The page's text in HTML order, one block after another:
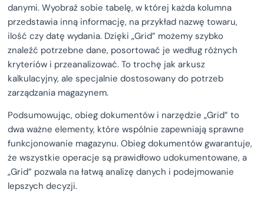
danymi. Wyobraź sobie tabelę, w której każda kolumna
przedstawia inną informację, na przykład nazwę towaru,
ilość czy datę wydania. Dzięki „Grid” możemy szybko
znaleźć potrzebne dane, posortować je według różnych
kryteriów i przeanalizować. To trochę jak arkusz
kalkulacyjny, ale specjalnie dostosowany do potrzeb
zarządzania magazynem.
Podsumowując, obieg dokumentów i narzędzie „Grid” to
dwa ważne elementy, które wspólnie zapewniają sprawne
funkcjonowanie magazynu. Obieg dokumentów gwarantuje,
że wszystkie operacje są prawidłowo udokumentowane, a
„Grid” pozwala na łatwą analizę danych i podejmowanie
lepszych decyzji.